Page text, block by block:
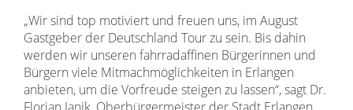
„Wir sind top motiviert und freuen uns, im August
Gastgeber der Deutschland Tour zu sein. Bis dahin
werden wir unseren fahrradaffinen Bürgerinnen und
Bürgern viele Mitmachmöglichkeiten in Erlangen
anbieten, um die Vorfreude steigen zu lassen“, sagt Dr.